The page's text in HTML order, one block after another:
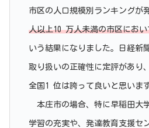
市区の人口規模別ランキングが
人以上10 万人未満の市区にお
いう結果になりました。日経新
取り扱いの正確性に定評があり
全国1 位は誇って良いと思います
本庄市の場合、特に早稲田大
学習の充実や、発達教育支援セ